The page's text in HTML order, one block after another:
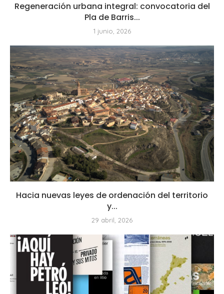
Regeneración urbana integral: convocatoria del
Pla de Barris...
1 junio, 2026
Hacia nuevas leyes de ordenación del territorio
y...
29 abril, 2026